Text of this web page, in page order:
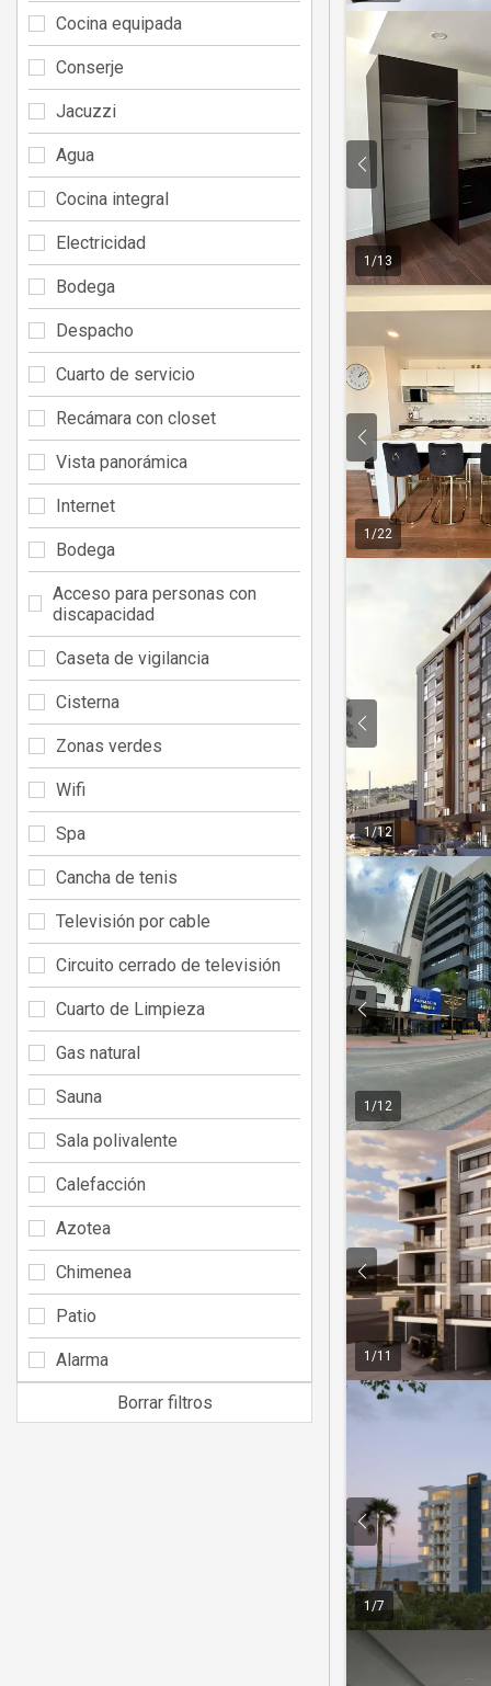
1 /13
1 /22
1 /12
1 /12
1 /11
1 /7
Cocina equipada
Conserje
Jacuzzi
Agua
Cocina integral
Electricidad
Bodega
Despacho
Cuarto de servicio
Recámara con closet
Vista panorámica
Internet
Bodega
Acceso para personas con
discapacidad
Caseta de vigilancia
Cisterna
Zonas verdes
Wifi
Spa
Cancha de tenis
Televisión por cable
Circuito cerrado de televisión
Cuarto de Limpieza
Gas natural
Sauna
Sala polivalente
Calefacción
Azotea
Chimenea
Patio
Alarma
Borrar filtros